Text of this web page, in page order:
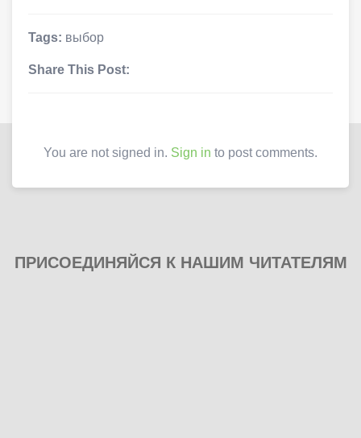
Tags: выбор
Share This Post:
You are not signed in. Sign in to post comments.
ПРИСОЕДИНЯЙСЯ К НАШИМ ЧИТАТЕЛЯМ